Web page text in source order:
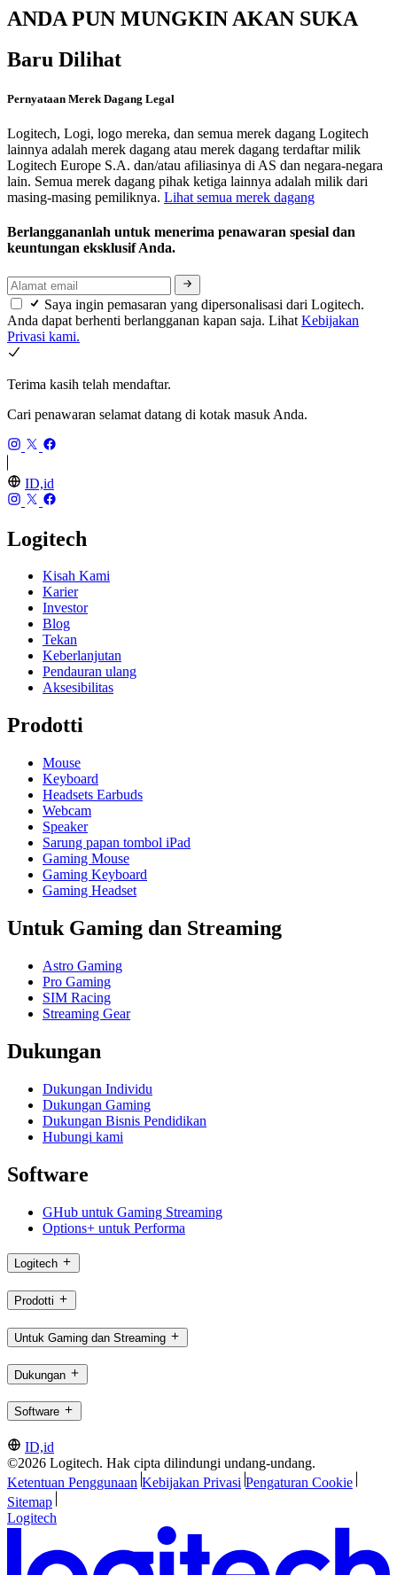
ANDA PUN MUNGKIN AKAN SUKA
Baru Dilihat
Pernyataan Merek Dagang Legal
Logitech, Logi, logo mereka, dan semua merek dagang Logitech
lainnya adalah merek dagang atau merek dagang terdaftar milik
Logitech Europe S.A. dan/atau afiliasinya di AS dan negara-negara
lain. Semua merek dagang pihak ketiga lainnya adalah milik dari
masing-masing pemiliknya. Lihat semua merek dagang
Berlanggananlah untuk menerima penawaran spesial dan
keuntungan eksklusif Anda.
Saya ingin pemasaran yang dipersonalisasi dari Logitech.
Anda dapat berhenti berlangganan kapan saja. Lihat Kebijakan
Privasi kami.
Terima kasih telah mendaftar.
Cari penawaran selamat datang di kotak masuk Anda.
ID,id
Logitech
Kisah Kami
Karier
Investor
Blog
Tekan
Keberlanjutan
Pendauran ulang
Aksesibilitas
Prodotti
Mouse
Keyboard
Headsets Earbuds
Webcam
Speaker
Sarung papan tombol iPad
Gaming Mouse
Gaming Keyboard
Gaming Headset
Untuk Gaming dan Streaming
Astro Gaming
Pro Gaming
SIM Racing
Streaming Gear
Dukungan
Dukungan Individu
Dukungan Gaming
Dukungan Bisnis Pendidikan
Hubungi kami
Software
GHub untuk Gaming Streaming
Options+ untuk Performa
Logitech
Prodotti
Untuk Gaming dan Streaming
Dukungan
Software
ID,id
©2026 Logitech. Hak cipta dilindungi undang-undang.
Ketentuan Penggunaan Kebijakan Privasi Pengaturan Cookie
Sitemap
Logitech